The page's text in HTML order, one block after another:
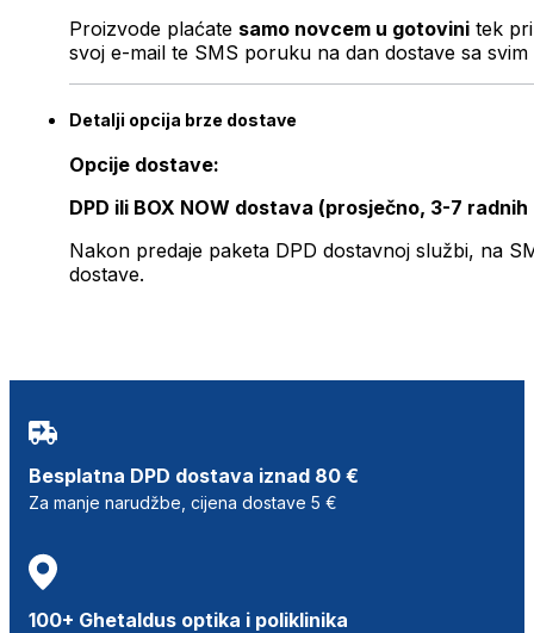
Proizvode plaćate samo novcem u gotovini tek
svoj e-mail te SMS poruku na dan dostave sa svim
Detalji opcija brze dostave
Opcije dostave:
DPD ili BOX NOW dostava (prosječno, 3-7 radnih
Nakon predaje paketa DPD dostavnoj službi, na
dostave.
Besplatna DPD dostava iznad 80 €
Za manje narudžbe, cijena dostave 5 €
100+ Ghetaldus optika i poliklinika